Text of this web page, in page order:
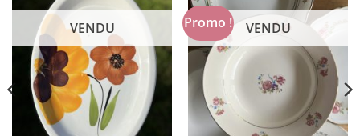
VENDU Promo ! VENDU